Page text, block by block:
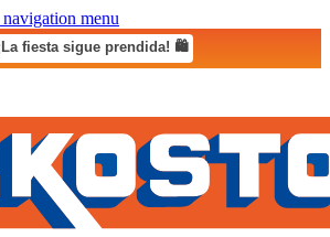
menu
fiesta sigue prendida! 🛍️